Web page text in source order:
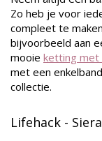
Zo heb je voor
compleet te
bijvoorbeeld aan
mooie ketting met
met een
collectie.
Lifehack -